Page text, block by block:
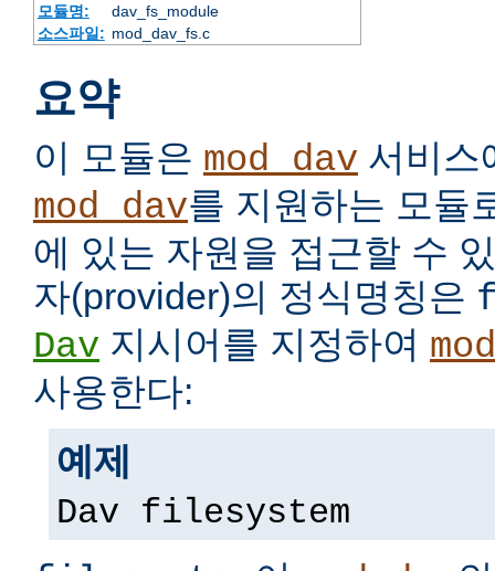
모듈명:
dav_fs_module
소스파일: mod_dav_fs.c
요약
이 모듈은 mod_dav 서비
mod_dav를 지원하는 모듈
에 있는 자원을 접근할 수
자(provider)의 정식명칭은
Dav 지시어를 지정하여
사용한다:
예제
Dav filesystem